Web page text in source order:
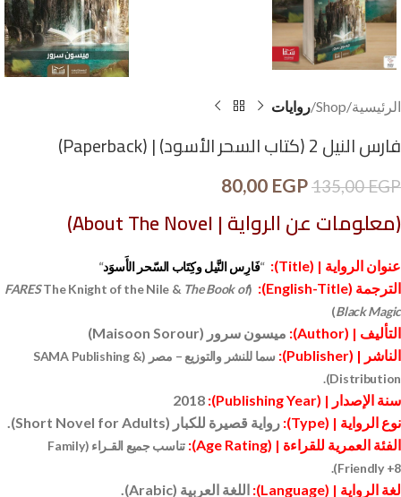
الرئيسية Shop روايات
فارس النيل 2 (كتاب السحر الأسود) | (Paperback)
135,00EGP
80,00 EGP
(معلومات عن الرواية |About The Novel
)
عنوان الرواية | (Title)
:
“فَارِس النَّيل وكِتَاب السّحر الأَسوَد“
الترجمة (English-Title
):
(
FARESThe Knight of the Nile & The Book of
Black Magic
)
التأليف | (Author)
: ميسون سرور (Maisoon Sorour)
الناشر | (Publisher)
: سما للنشر والتوزيع – مصر
(SAMA Publishing &
Distribution)
.
سنة الإصدار | (Publishing Year
):
2018
نوع الرواية | (Type)
: رواية قصيرة للكبار (Short Novel for Adults)
.
الفئة العمرية للقراءة | (Age Rating)
: تناسب جميع القـراء (Family
Friendly +8)
.
لغة الرواية | (Language)
: اللغة العربية (Arabic)
.